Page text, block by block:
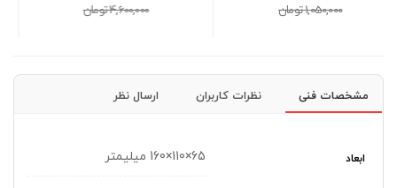
4,600,000 تومان 1,900,000 تومان
مشخصات فنی نظرات کاربران ارسال نظر
ابعاد 65×110×160 میلیمتر